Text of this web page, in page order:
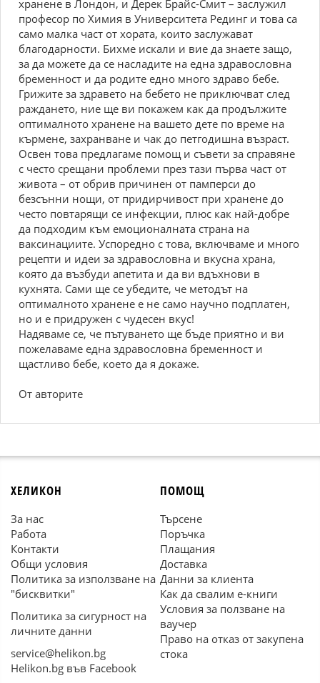
хранене в Лондон, и Дерек Брайс-Смит – заслужил
професор по Химия в Университета Рединг и това са
само малка част от хората, които заслужават
благодарности. Бихме искали и вие да знаете защо,
за да можете да се насладите на една здравословна
бременност и да родите едно много здраво бебе.
Грижите за здравето на бебето не приключват след
раждането, ние ще ви покажем как да продължите
оптималното хранене на вашето дете по време на
кърмене, захранване и чак до петгодишна възраст.
Освен това предлагаме помощ и съвети за справяне
с често срещани проблеми през тази първа част от
живота – от обрив причинен от памперси до
безсънни нощи, от придирчивост при хранене до
често повтарящи се инфекции, плюс как най-добре
да подходим към емоционалната страна на
ваксинациите. Успоредно с това, включваме и много
рецепти и идеи за здравословна и вкусна храна,
която да възбуди апетита и да ви вдъхнови в
кухнята. Сами ще се убедите, че методът на
оптималното хранене е не само научно подплатен,
но и е придружен с чудесен вкус!
Надяваме се, че пътуването ще бъде приятно и ви
пожелаваме една здравословна бременност и
щастливо бебе, което да я докаже.
Oт авторите
ХЕЛИКОН
За нас
Работа
Контакти
Общи условия
Политика за използване на
"бисквитки"
Политика за сигурност на
личните данни
service@helikon.bg
Helikon.bg във Facebook
ПОМОЩ
Търсене
Поръчка
Плащания
Доставка
Данни за клиента
Как да свалим е-книги
Условия за ползване на
ваучер
Право на отказ от закупена
стока